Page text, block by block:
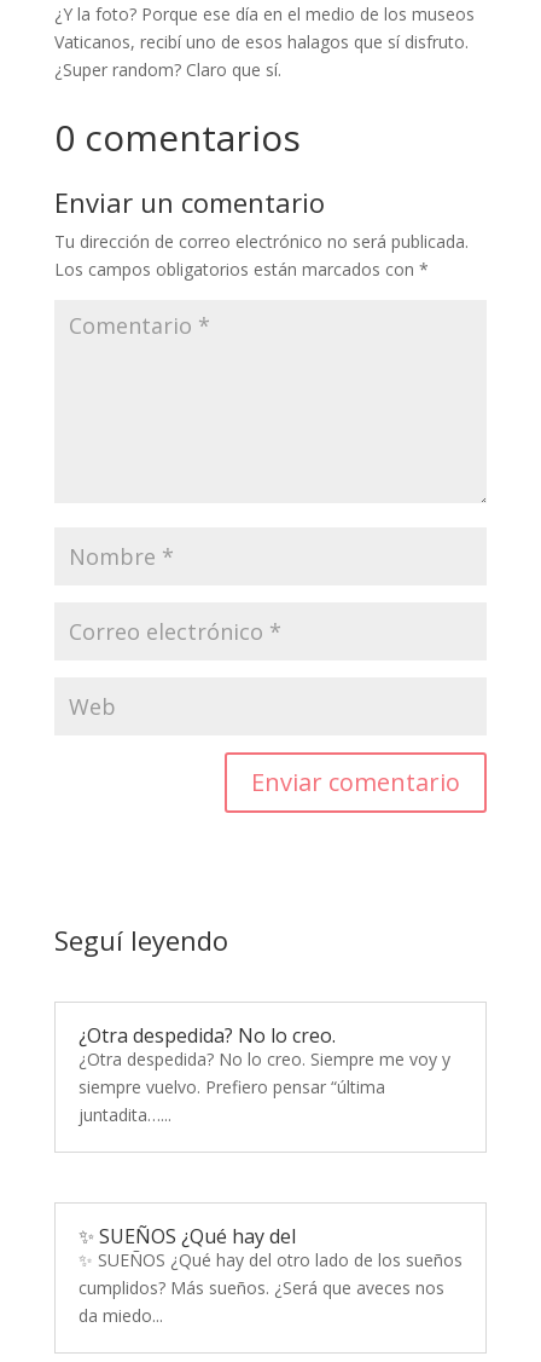
¿Y la foto? Porque ese día en el medio de los museos
Vaticanos, recibí uno de esos halagos que sí disfruto.
¿Super random? Claro que sí.
0 comentarios
Enviar un comentario
Tu dirección de correo electrónico no será publicada.
Los campos obligatorios están marcados con *
Enviar comentario
Seguí leyendo
¿Otra despedida? No lo creo.
¿Otra despedida? No lo creo. Siempre me voy y
siempre vuelvo. Prefiero pensar “última
juntadita…...
✨ SUEÑOS ¿Qué hay del
✨ SUEÑOS ¿Qué hay del otro lado de los sueños
cumplidos? Más sueños. ¿Será que aveces nos
da miedo...